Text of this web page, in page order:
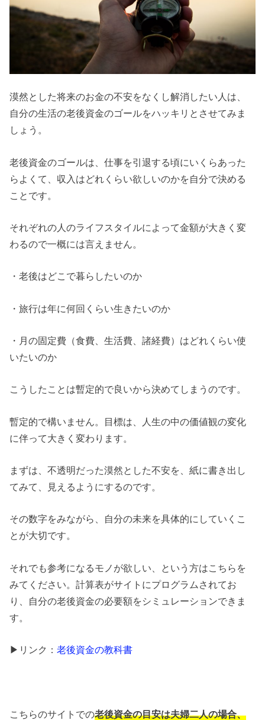
漠然とした将来のお金の不安をなくし解消したい人は、
自分の生活の老後資金のゴールをハッキリとさせてみま
しょう。
老後資金のゴールは、仕事を引退する頃にいくらあった
らよくて、収入はどれくらい欲しいのかを自分で決める
ことです。
それぞれの人のライフスタイルによって金額が大きく変
わるので一概には言えません。
・老後はどこで暮らしたいのか
・旅行は年に何回くらい生きたいのか
・月の固定費（食費、生活費、諸経費）はどれくらい使
いたいのか
こうしたことは暫定的で良いから決めてしまうのです。
暫定的で構いません。目標は、人生の中の価値観の変化
に伴って大きく変わります。
まずは、不透明だった漠然とした不安を、紙に書き出し
てみて、見えるようにするのです。
その数字をみながら、自分の未来を具体的にしていくこ
とが大切です。
それでも参考になるモノが欲しい、という方はこちらを
みてください。計算表がサイトにプログラムされてお
り、自分の老後資金の必要額をシミュレーションできま
す。
▶︎リンク：老後資金の教科書
こちらのサイトでの老後資金の目安は夫婦二人の場合、